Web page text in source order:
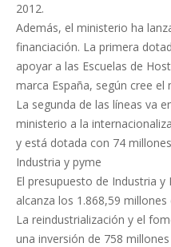
2012.
Además, el ministerio ha
financiación. La primera
apoyar a las Escuelas de
marca España, según cree
La segunda de las líneas va
ministerio a la
y está dotada con 74
Industria y pyme
El presupuesto de Industria y
alcanza los 1.868,59 millones
La reindustrialización y el
una inversión de 758